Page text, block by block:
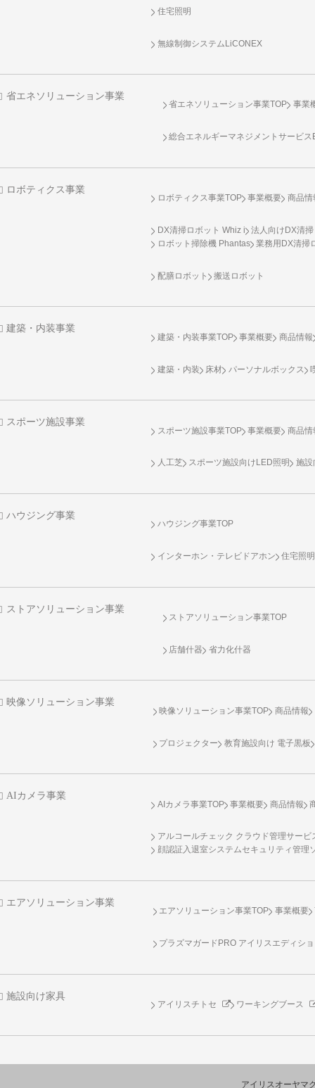
住宅照明
無線制御システムLiCONEX
省エネソリューション事業
省エネソリューション事業TOP 事業
総合エネルギーマネジメントサービ
ロボティクス事業
ロボティクス事業TOP 事業概要 商品情
DX清掃ロボット Whiz i
法人向けDX清
ロボット掃除機 Phantas
業務用DX清掃
配膳ロボット 搬送ロボット
建築・内装事業
建築・内装事業TOP 事業概要 商品情報
建築・内装 床材 パーソナルボックス
スポーツ施設事業
スポーツ施設事業TOP 事業概要 商品情
人工芝 スポーツ施設向け LED照明 施設
ハウジング事業
ハウジング事業TOP
インターホン・テレビドアホン 住宅照明
ストアソリューション事業
ストアソリューション事業TOP
店舗什器 省力化什器
映像ソリューション事業
映像ソリューション事業TOP 商品情報
プロジェクター 教育施設向け 電子黒板
AIカメラ事業
AIカメラ事業TOP 事業概要 商品情報
アルコールチェック クラウド管理サービ
顔認証入退室システムセキュリティ管理
エアソリューション事業
エアソリューション事業TOP 事業概要
プラズマガードPRO アイリスエディシ
施設向け家具
アイリスチトセ ワーキングブース
アイリスオーヤマ